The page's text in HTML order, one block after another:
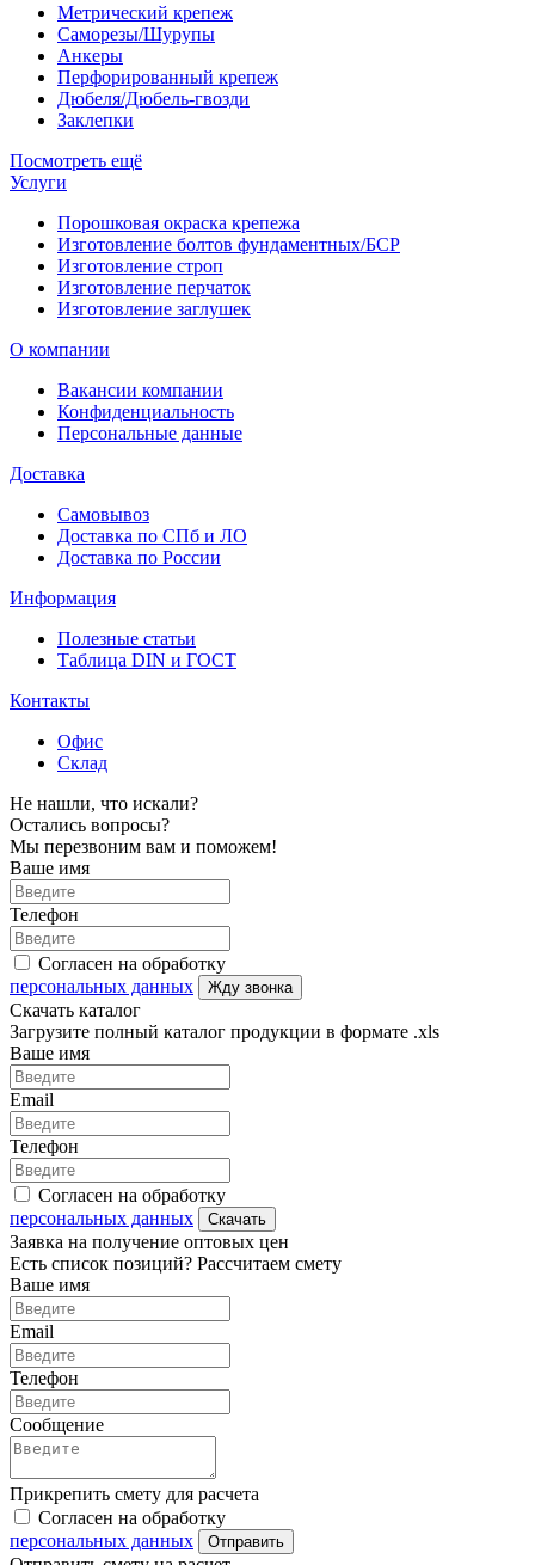
Метрический крепеж
Саморезы/Шурупы
Анкеры
Перфорированный крепеж
Дюбеля/Дюбель-гвозди
Заклепки
Посмотреть ещё
Услуги
Порошковая окраска крепежа
Изготовление болтов фундаментных/БСР
Изготовление строп
Изготовление перчаток
Изготовление заглушек
О компании
Вакансии компании
Конфиденциальность
Персональные данные
Доставка
Самовывоз
Доставка по СПб и ЛО
Доставка по России
Информация
Полезные статьи
Таблица DIN и ГОСТ
Контакты
Офис
Склад
Не нашли, что искали?
Остались вопросы?
Мы перезвоним вам и поможем!
Ваше имя
Телефон
Согласен на обработку
персональных данных
Жду звонка
Скачать каталог
Загрузите полный каталог продукции в формате .xls
Ваше имя
Email
Телефон
Согласен на обработку
персональных данных
Скачать
Заявка на получение оптовых цен
Есть список позиций? Рассчитаем смету
Ваше имя
Email
Телефон
Сообщение
Прикрепить смету для расчета
Согласен на обработку
персональных данных
Отправить